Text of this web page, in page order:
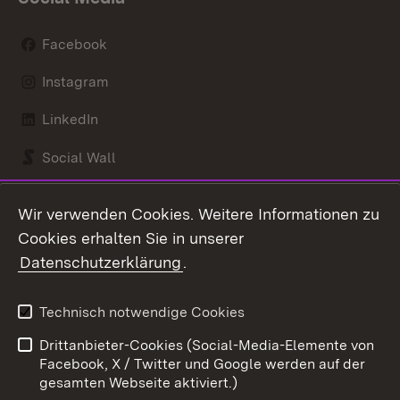
Facebook
Instagram
LinkedIn
Social Wall
Kontakt
Barrierefreiheit
Impressum
Cookies
Wir verwenden Cookies. Weitere Informationen zu
Cookies erhalten Sie in unserer
Datenschutzerklärung.
Technisch notwendige Cookies
Drittanbieter-Cookies (Social-Media-Elemente von
Facebook, X / Twitter und Google werden auf der
gesamten Webseite aktiviert.)